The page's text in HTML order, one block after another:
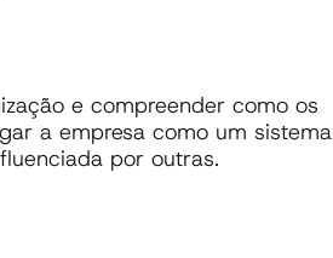
e compreender como os
a empresa como um sistema
por outras.